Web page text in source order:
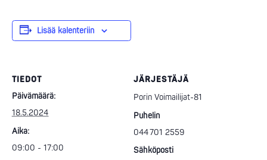
Lisää kalenteriin
TIEDOT
Päivämäärä:
18.5.2024
Aika:
09:00 - 17:00
JÄRJESTÄJÄ
Porin Voimailijat-81
Puhelin
044 701 2559
Sähköposti